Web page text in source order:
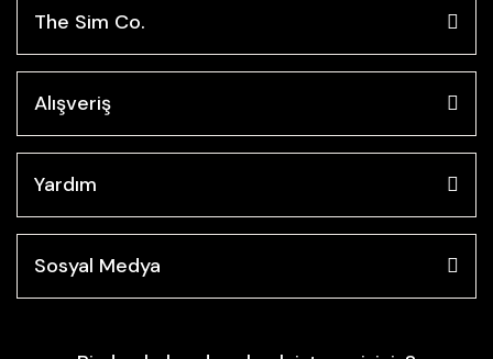
The Sim Co.
Alışveriş
Yardım
Sosyal Medya